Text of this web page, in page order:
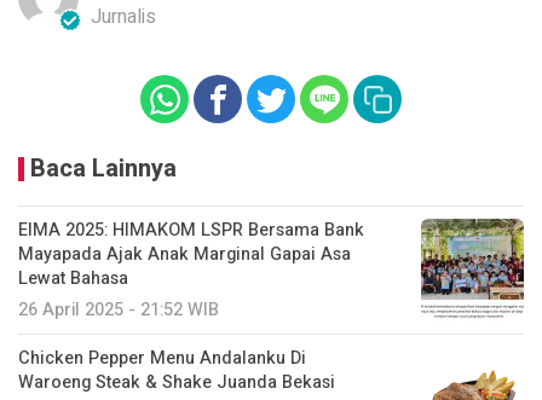
Jurnalis
Baca Lainnya
EIMA 2025: HIMAKOM LSPR Bersama Bank
Mayapada Ajak Anak Marginal Gapai Asa
Lewat Bahasa
26 April 2025 - 21:52 WIB
Chicken Pepper Menu Andalanku Di
Waroeng Steak & Shake Juanda Bekasi